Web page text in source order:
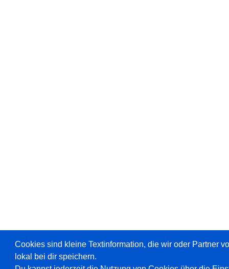
Cookies sind kleine Textinformation, die wir oder Partner
lokal bei dir speichern.